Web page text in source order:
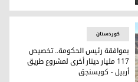
واسعة لزيارة مسرور
کوردستان
بموافقة رئيس الحكومة.. تخصيص
117 مليار دينار أخرى لمشروع طريق
أربيل - كويسنجق